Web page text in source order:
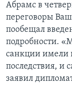
Абрамс в
переговоры
пообещал
подробности.
санкции имели
последствия, и
заявил